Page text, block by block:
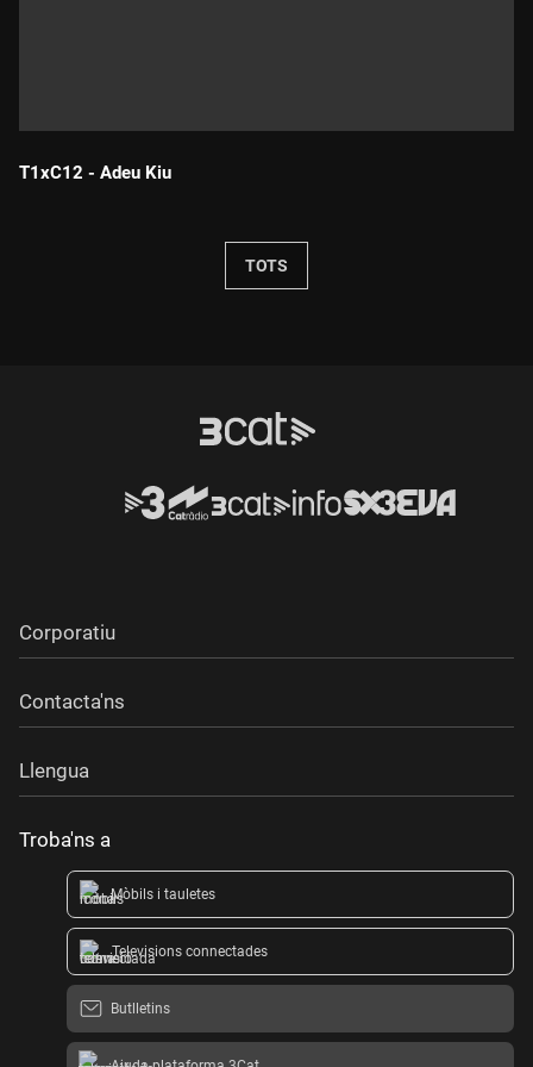
T1xC12 - Adeu Kiu
TOTS
Corporatiu
Contacta'ns
Llengua
Troba'ns a
Mòbils i tauletes
Televisions connectades
Butlletins